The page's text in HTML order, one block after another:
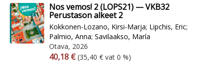
Nos vemos! 2 (LOPS21) — VKB32
Perustason alkeet 2
Kokkonen-Lozano, Kirsi-Marja; Lipchis, Eric;
Palmio, Anna; Savilaakso, María
Otava, 2026
Arvonlisäverollinen hinta
40,18 € Excl. vat
(35,40 € vat 0 %)